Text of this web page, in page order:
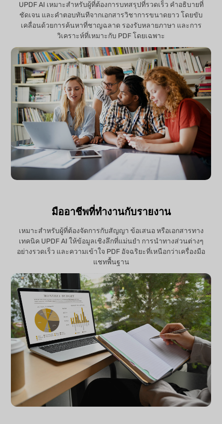
UPDF AI เหมาะสำหรับผู้ที่ต้องการบทสรุปที่รวดเร็ว คำอธิบายที่
ชัดเจน และคำตอบทันทีจากเอกสารวิชาการขนาดยาว โดยขับ
เคลื่อนด้วยการค้นหาที่ชาญฉลาด รองรับหลายภาษา และการ
วิเคราะห์ที่เหมาะกับ PDF โดยเฉพาะ
มืออาชีพที่ทำงานกับรายงาน
เหมาะสำหรับผู้ที่ต้องจัดการกับสัญญา ข้อเสนอ หรือเอกสารทาง
เทคนิค UPDF AI ให้ข้อมูลเชิงลึกที่แม่นยำ การนำทางส่วนต่างๆ
อย่างรวดเร็ว และความเข้าใจ PDF อัจฉริยะที่เหนือกว่าเครื่องมือ
แชทพื้นฐาน